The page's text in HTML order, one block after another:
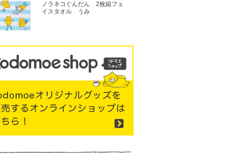
ノラネコぐんだん 2枚組フェ
イスタオル うみ